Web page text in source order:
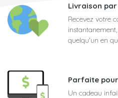
Livraison
Recevez votre
quelqu'un en
Parfaite
Un cadeau